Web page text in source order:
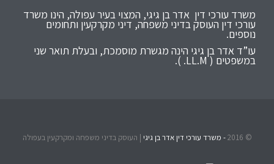
משרד עורכי דין אדר בן גיגי, המצוי בעיר עפולה, הינו משרד
עורכי דין העוסק בדיני משפחה, דיני מקרקעין ותחומים
נוספים.
עו”ד אדר בן גיגי הינה מגשרת מוסמכת, ובעלת תואר שני
במשפטים ( LL.M. ).
© 2016 - משרד עורכי דין אדר בן גיגי | העוסק בדיני משפחה ומקרקעין בעפולה